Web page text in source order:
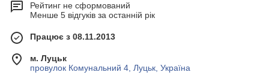
Рейтинг не сформований
Менше 5 відгуків за останній рік
Працює з 08.11.2013
м. Луцьк
провулок Комунальний 4, Луцьк, Україна